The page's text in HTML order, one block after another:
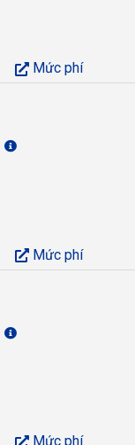
Mức phí
Mức phí
Mức phí